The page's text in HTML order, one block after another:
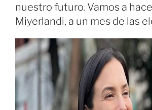
nuestro futuro. Vamos a
Miyerlandi, a un mes de las